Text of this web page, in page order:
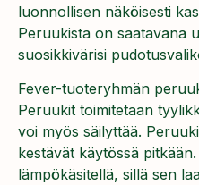
luonnollisen näköisesti
Peruukista on saatavana
suosikkivärisi
Fever-tuoteryhmän
Peruukit toimitetaan
voi myös säilyttää.
kestävät käytössä
lämpökäsitellä, sillä sen